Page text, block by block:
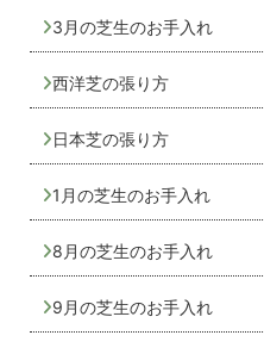
3月の芝生のお手入れ
西洋芝の張り方
日本芝の張り方
1月の芝生のお手入れ
8月の芝生のお手入れ
9月の芝生のお手入れ